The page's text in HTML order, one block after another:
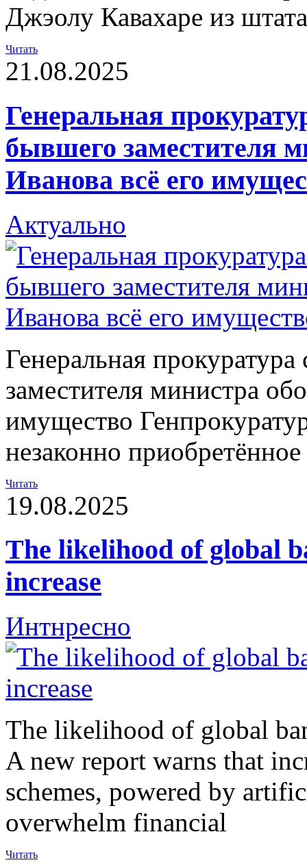
Джэолу Кавахаре из
Читать
21.08.2025
Генеральная
бывшего заместителя
Иванова всё его
Актуально
Генеральная
заместителя министра
имущество
незаконно
Читать
19.08.2025
The likelihood of global
increase
Интнресно
The likelihood of global
A new report warns that
schemes, powered by
overwhelm financial
Читать